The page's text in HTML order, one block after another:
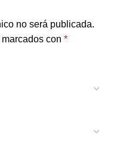
no será publicada.
con *